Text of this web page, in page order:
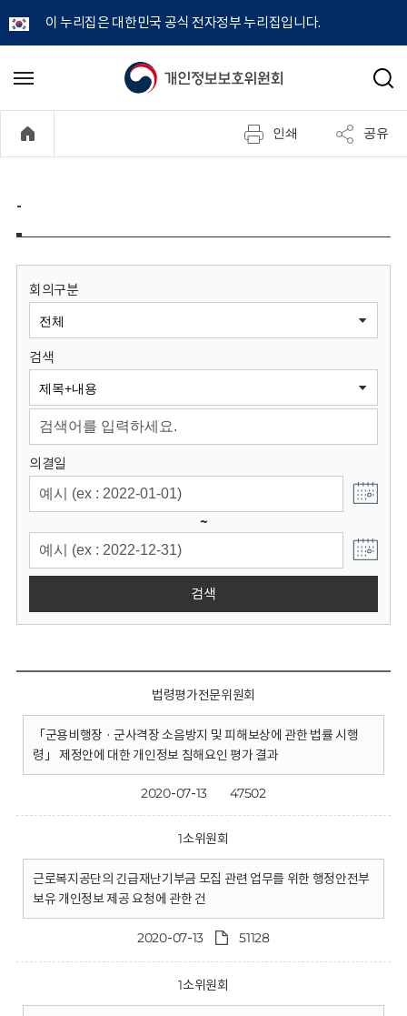
이 누리집은 대한민국 공식 전자정부 누리집입니다.
개
정
보
원
회
메
기
검
인쇄 공유
-
회의구분
검색
의결일
~
검색
법령평가전문위원회
「군용비행장 · 군사격장 소음방지 및 피해보상에 관한 법률 시행
령」 제정안에 대한 개인정보 침해요인 평가 결과
2020-07-13 47502
1소위원회
근로복지공단의 긴급재난기부금 모집 관련 업무를 위한 행정안전부
보유 개인정보 제공 요청에 관한 건
2020-07-13 51128
1소위원회